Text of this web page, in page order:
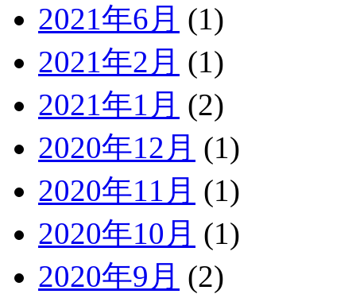
2021年6月 (1)
2021年2月 (1)
2021年1月 (2)
2020年12月 (1)
2020年11月 (1)
2020年10月 (1)
2020年9月 (2)